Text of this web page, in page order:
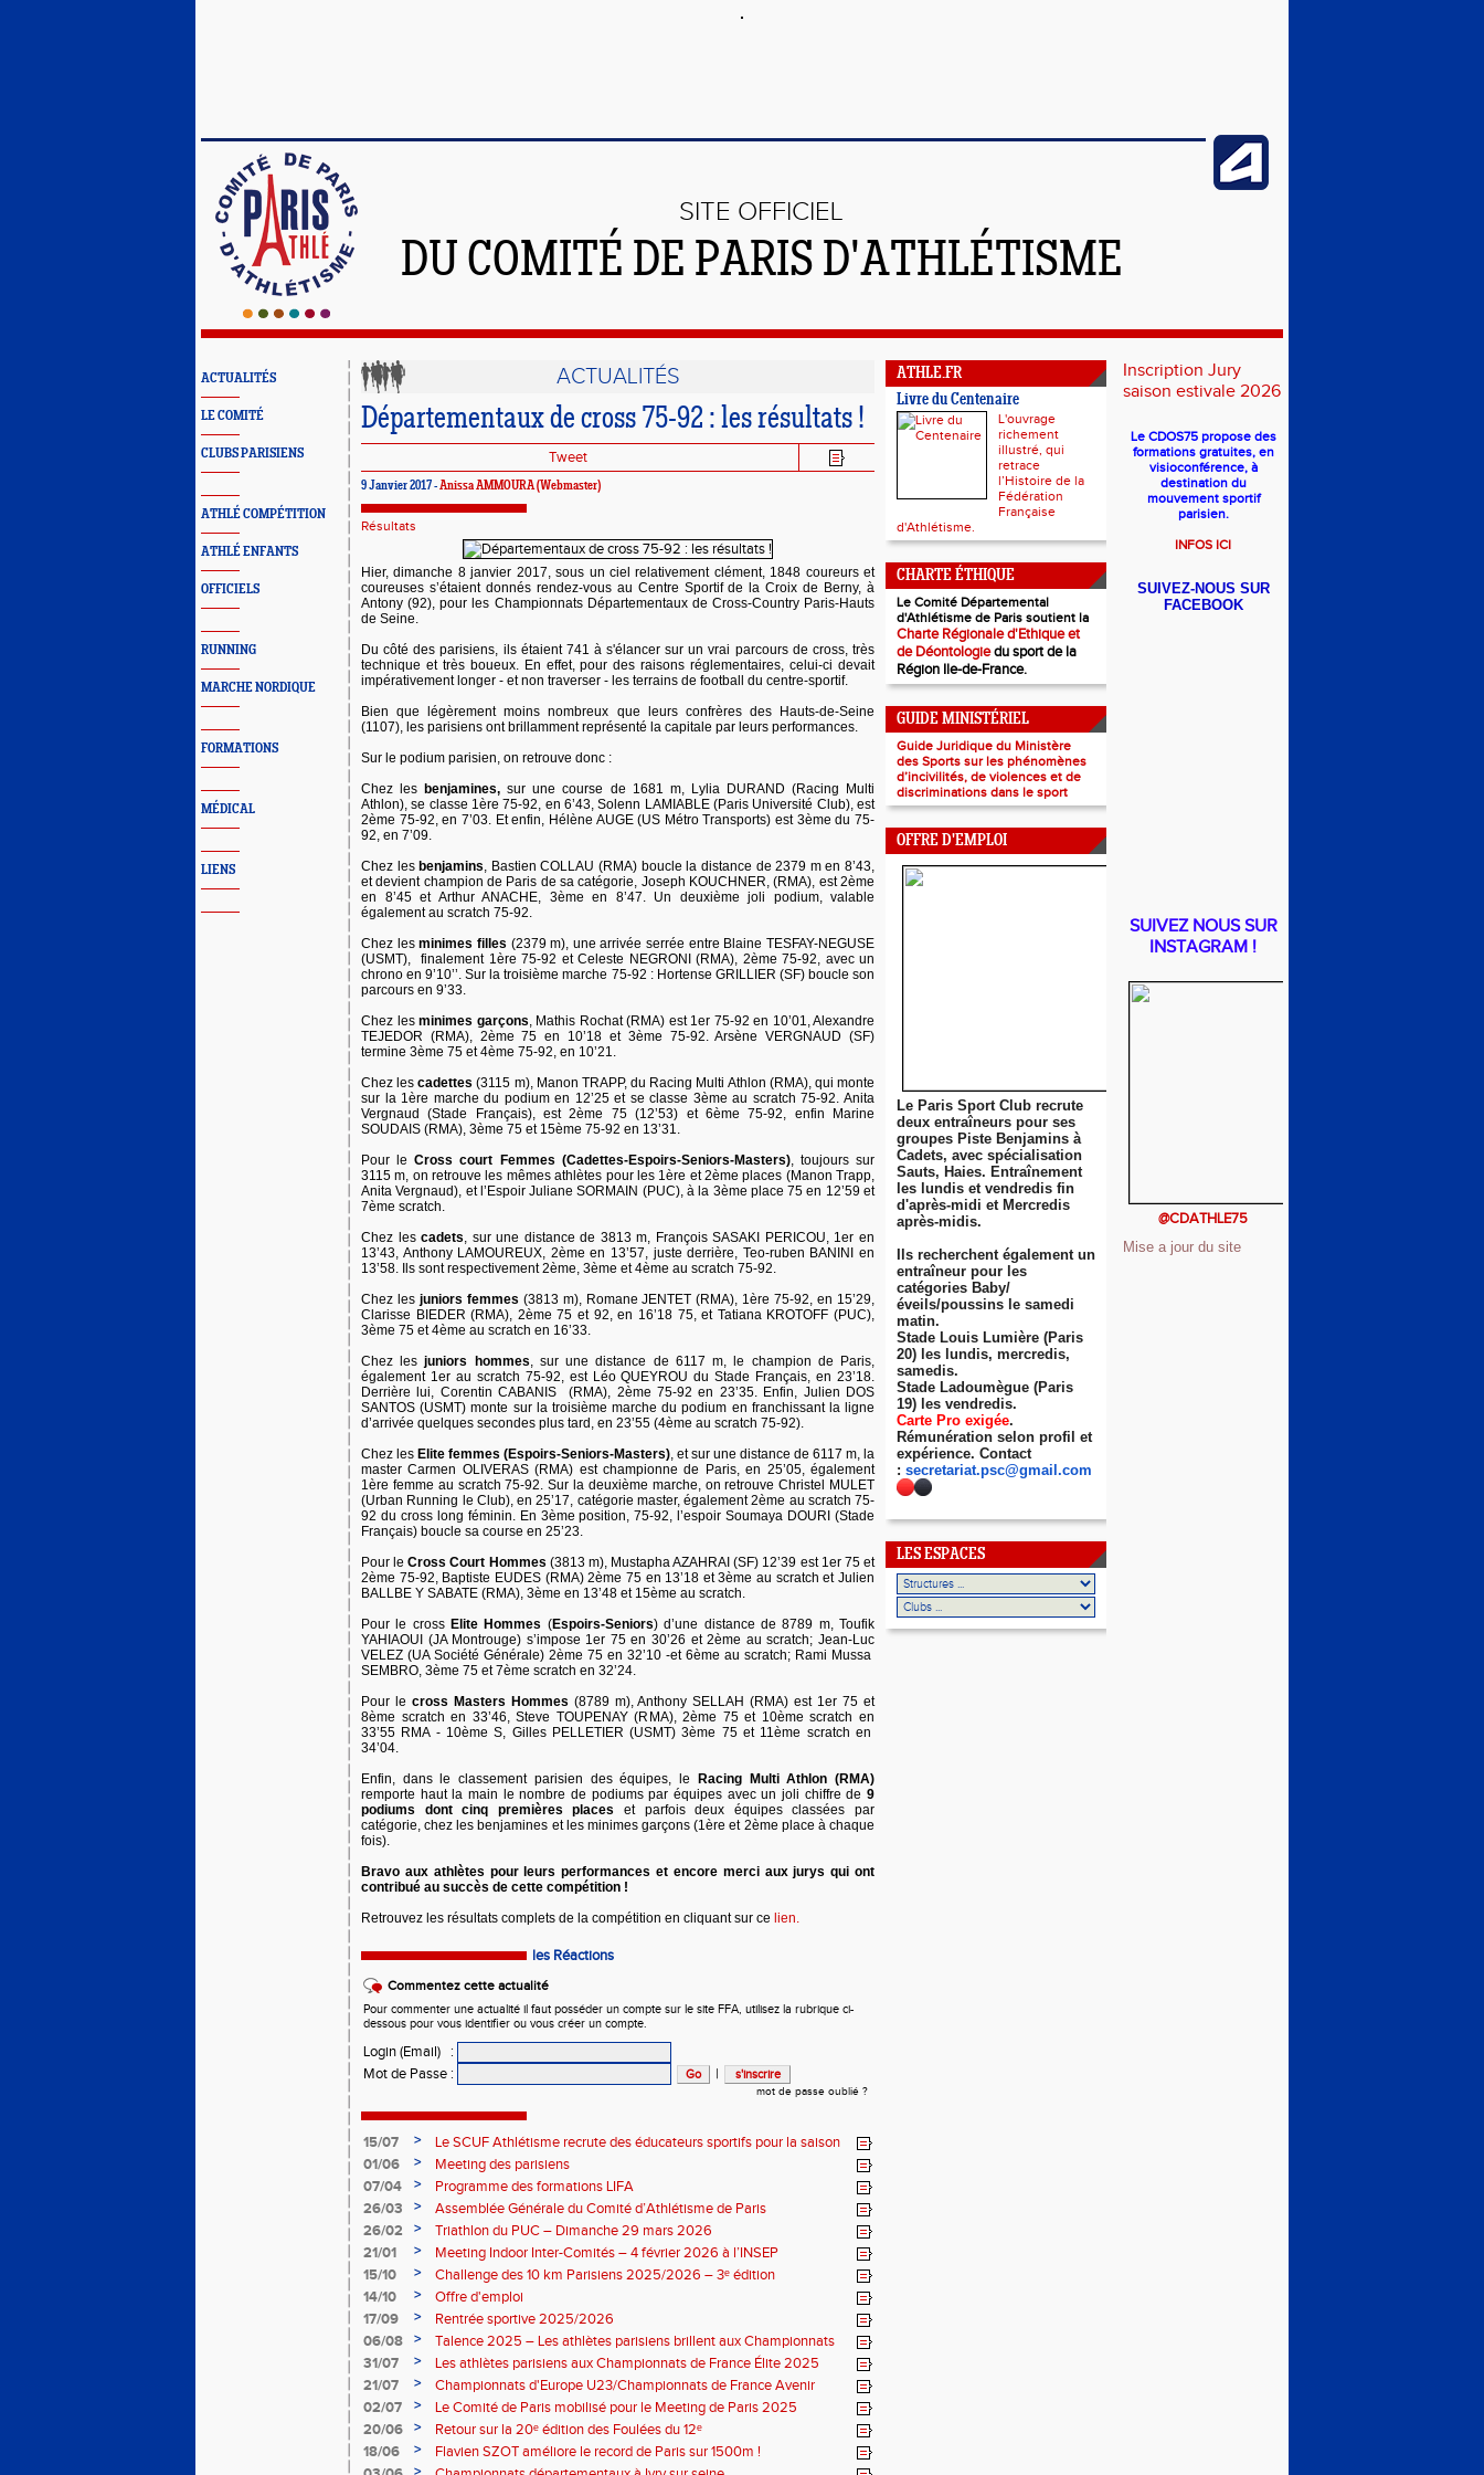
SITE OFFICIEL
DU COMITÉ DE PARIS D'ATHLÉTISME
ACTUALITÉS
LE COMITÉ
CLUBS PARISIENS
ATHLÉ COMPÉTITION
ATHLÉ ENFANTS
OFFICIELS
RUNNING
MARCHE NORDIQUE
FORMATIONS
MÉDICAL
LIENS
ACTUALITÉS
Départementaux de cross 75-92 : les résultats !
Tweet
9 Janvier 2017 -Anissa AMMOURA (Webmaster)
Résultats
Hier, dimanche 8 janvier 2017, sous un ciel relativement clément, 1848 coureurs et
coureuses s’étaient donnés rendez-vous au Centre Sportif de la Croix de Berny, à
Antony (92), pour les Championnats Départementaux de Cross-Country Paris-Hauts
de Seine.
Du côté des parisiens, ils étaient 741 à s'élancer sur un vrai parcours de cross, très
technique et très boueux. En effet, pour des raisons réglementaires, celui-ci devait
impérativement longer - et non traverser - les terrains de football du centre-sportif.
Bien que légèrement moins nombreux que leurs confrères des Hauts-de-Seine
(1107), les parisiens ont brillamment représenté la capitale par leurs performances.
Sur le podium parisien, on retrouve donc :
Chez les benjamines, sur une course de 1681 m, Lylia DURAND (Racing Multi
Athlon), se classe 1ère 75-92, en 6’43, Solenn LAMIABLE (Paris Université Club), est
2ème 75-92, en 7’03. Et enfin, Hélène AUGE (US Métro Transports) est 3ème du 75-
92, en 7’09.
Chez les benjamins, Bastien COLLAU (RMA) boucle la distance de 2379 m en 8’43,
et devient champion de Paris de sa catégorie, Joseph KOUCHNER, (RMA), est 2ème
en 8’45 et Arthur ANACHE, 3ème en 8’47. Un deuxième joli podium, valable
également au scratch 75-92.
Chez lesminimes filles (2379 m), une arrivée serrée entre Blaine TESFAY-NEGUSE
(USMT), finalement 1ère 75-92 et Celeste NEGRONI (RMA), 2ème 75-92, avec un
chrono en 9’10’’. Sur la troisième marche 75-92 : Hortense GRILLIER (SF) boucle son
parcours en 9’33.
Chez les minimes garçons, Mathis Rochat (RMA) est 1er 75-92 en 10’01, Alexandre
TEJEDOR (RMA), 2ème 75 en 10’18 et 3ème 75-92. Arsène VERGNAUD (SF)
termine 3ème 75 et 4ème 75-92, en 10’21.
Chez lescadettes(3115 m), Manon TRAPP, du Racing Multi Athlon (RMA), qui monte
sur la 1ère marche du podium en 12’25 et se classe 3ème au scratch 75-92. Anita
Vergnaud (Stade Français), est 2ème 75 (12’53) et 6ème 75-92, enfin Marine
SOUDAIS (RMA), 3ème 75 et 15ème 75-92 en 13’31.
Pour leCross court Femmes (Cadettes-Espoirs-Seniors-Masters), toujours sur
3115 m, on retrouve les mêmes athlètes pour les 1ère et 2ème places (Manon Trapp,
Anita Vergnaud), et l’Espoir Juliane SORMAIN (PUC), à la 3ème place 75 en 12’59 et
7ème scratch.
Chez lescadets, sur une distance de 3813 m, François SASAKI PERICOU, 1er en
13’43, Anthony LAMOUREUX, 2ème en 13’57, juste derrière, Teo-ruben BANINI en
13’58. Ils sont respectivement 2ème, 3ème et 4ème au scratch 75-92.
Chez lesjuniors femmes (3813 m), Romane JENTET (RMA), 1ère 75-92, en 15’29,
Clarisse BIEDER (RMA), 2ème 75 et 92, en 16’18 75, et Tatiana KROTOFF (PUC),
3ème 75 et 4ème au scratch en 16’33.
Chez lesjuniors hommes, sur une distance de 6117 m, le champion de Paris,
également 1er au scratch 75-92, est Léo QUEYROU du Stade Français, en 23’18.
Derrière lui, Corentin CABANIS (RMA), 2ème 75-92 en 23’35. Enfin, Julien DOS
SANTOS (USMT) monte sur la troisième marche du podium en franchissant la ligne
d’arrivée quelques secondes plus tard, en 23’55 (4ème au scratch 75-92).
Chez les Elite femmes (Espoirs-Seniors-Masters), et sur une distance de 6117 m, la
master Carmen OLIVERAS (RMA) est championne de Paris, en 25’05, également
1ère femme au scratch 75-92. Sur la deuxième marche, on retrouve Christel MULET
(Urban Running le Club), en 25’17, catégorie master, également 2ème au scratch 75-
92 du cross long féminin. En 3ème position, 75-92, l’espoir Soumaya DOURI (Stade
Français) boucle sa course en 25’23.
Pour leCross Court Hommes (3813 m), Mustapha AZAHRAI (SF) 12’39 est 1er 75 et
2ème 75-92, Baptiste EUDES (RMA) 2ème 75 en 13’18 et 3ème au scratch et Julien
BALLBE Y SABATE (RMA), 3ème en 13’48 et 15ème au scratch.
Pour le cross Elite Hommes (Espoirs-Seniors) d’une distance de 8789 m, Toufik
YAHIAOUI (JA Montrouge) s’impose 1er 75 en 30’26 et 2ème au scratch; Jean-Luc
VELEZ (UA Société Générale) 2ème 75 en 32’10 -et 6ème au scratch; Rami Mussa
SEMBRO, 3ème 75 et 7ème scratch en 32’24.
Pour le cross Masters Hommes (8789 m), Anthony SELLAH (RMA) est 1er 75 et
8ème scratch en 33’46, Steve TOUPENAY (RMA), 2ème 75 et 10ème scratch en
33’55 RMA - 10ème S, Gilles PELLETIER (USMT) 3ème 75 et 11ème scratch en
34’04.
Enfin, dans le classement parisien des équipes, le
Racing Multi Athlon (RMA)
remporte haut la main le nombre de podiums par équipes avec un joli chiffre de 9
podiums dont cinq premières places
et parfois deux équipes classées par
catégorie, chez les benjamines et les minimes garçons (1ère et 2ème place à chaque
fois).
Bravo aux athlètes pour leurs performances et encore merci aux jurys qui ont
contribué au succès de cette compétition !
Retrouvez les résultats complets de la compétition en cliquant sur ce lien.
les Réactions
Commentez cette actualité
Pour commenter une actualité il faut posséder un compte sur le site FFA, utilisez la rubrique ci-
dessous pour vous identifier ou vous créer un compte.
Login (Email)
:
Mot de Passe : |
mot de passe oublié ?
15/07 >
Le SCUF Athlétisme recrute des éducateurs sportifs pour la saison
2026-2027 !
01/06 >
Meeting des parisiens
07/04
>
Programme des formations LIFA
26/03
>
Assemblée Générale du Comité d’Athlétisme de Paris
26/02
>
Triathlon du PUC – Dimanche 29 mars 2026
21/01
>
Meeting Indoor Inter-Comités – 4 février 2026 à l’INSEP
15/10
>
Challenge des 10 km Parisiens 2025/2026 – 3ᵉ édition
14/10
>
Offre d'emploi
17/09
>
Rentrée sportive 2025/2026
06/08
>
Talence 2025 – Les athlètes parisiens brillent aux Championnats
de France Élite
31/07 >
Les athlètes parisiens aux Championnats de France Élite 2025
21/07
>
Championnats d'Europe U23/Championnats de France Avenir
02/07
>
Le Comité de Paris mobilisé pour le Meeting de Paris 2025
20/06
>
Retour sur la 20ᵉ édition des Foulées du 12ᵉ
18/06
>
Flavien SZOT améliore le record de Paris sur 1500m !
ATHLE.FR
Livre du Centenaire
L'ouvrage
richement
illustré, qui
retrace
l’Histoire de la
Fédération
Française
d'Athlétisme.
CHARTE ÉTHIQUE
Le Comité Départemental
d'Athlétisme de Paris soutient la
Charte Régionale d'Ethique et
de Déontologiedu sport de la
Région Ile-de-France.
GUIDE MINISTÉRIEL
Guide Juridique du Ministère
des Sports sur les phénomènes
d’incivilités, de violences et de
discriminations dans le sport
OFFRE D'EMPLOI
Le Paris Sport Club recrute
deux entraîneurs pour ses
groupes Piste Benjamins à
Cadets, avec spécialisation
Sauts, Haies. Entraînement
les lundis et vendredis fin
d'après-midi et Mercredis
après-midis.
Ils recherchent également un
entraîneur pour les
catégories Baby/
éveils/poussins le samedi
matin.
Stade Louis Lumière (Paris
20) les lundis, mercredis,
samedis.
Stade Ladoumègue (Paris
19) les vendredis.
Carte Pro exigée.
Rémunération selon profil et
expérience. Contact
: secretariat.psc@gmail.com
LES ESPACES
Inscription Jury
saison estivale 2026
Le CDOS75 propose des
formations gratuites, en
visioconférence, à
destination du
mouvement sportif
parisien.
INFOS ICI
SUIVEZ-NOUS SUR
FACEBOOK
SUIVEZ NOUS SUR
INSTAGRAM !
@CDATHLE75
Mise a jour du site